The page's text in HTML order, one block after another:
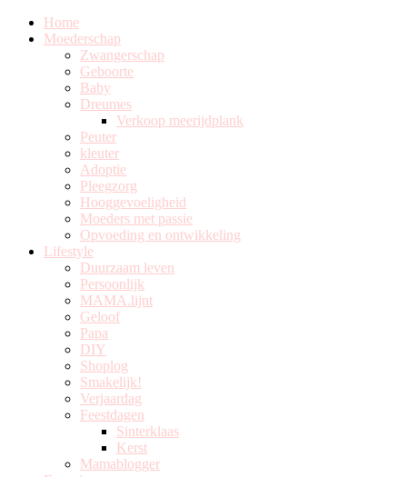
Home
Moederschap
Zwangerschap
Geboorte
Baby
Dreumes
Verkoop meerijdplank
Peuter
kleuter
Adoptie
Pleegzorg
Hooggevoeligheid
Moeders met passie
Opvoeding en ontwikkeling
Lifestyle
Duurzaam leven
Persoonlijk
MAMA.lijnt
Geloof
Papa
DIY
Shoplog
Smakelijk!
Verjaardag
Feestdagen
Sinterklaas
Kerst
Mamablogger